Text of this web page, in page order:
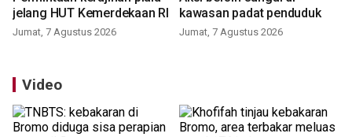
jelang HUT Kemerdekaan RI
Jumat, 7 Agustus 2026
kawasan padat penduduk
Jumat, 7 Agustus 2026
Video